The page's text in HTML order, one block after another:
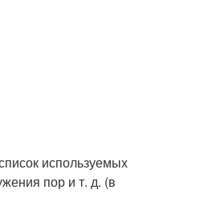
используемых
пор и т. д. (в